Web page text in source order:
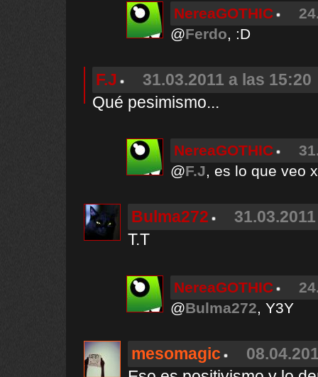
NereaGOTHIC
@Ferdo, :D
F.J
31.03.2011 a las 15:20
Qué pesimismo...
NereaGOTHIC
@F.J, es lo que veo
Bulma272
T.T
NereaGOTHIC
@Bulma272, Y3Y
mesomagic